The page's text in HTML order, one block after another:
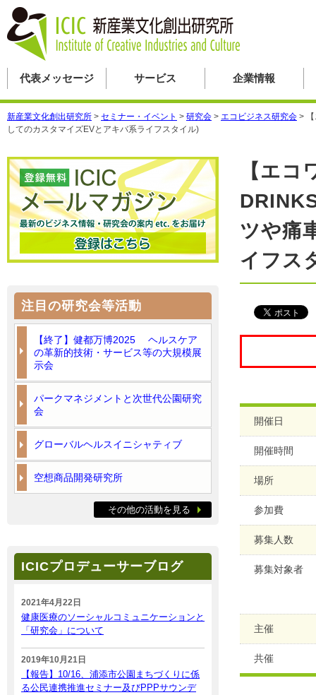
代表メッセージ サービス 企業情報
新産業文化創出研究所 > セミナー・イベント > 研究会 > エコビジネス研究会 >
してのカスタマイズEVとアキバ系ライフスタイル)
【エ
ツや痛
イフス
開催日
開催時間
場所
参加費
募集人数
募集対象者
主催
共催
注目の研究会等活動
【終了】健都万博2025 ヘルスケア
の革新的技術・サービス等の大規模展
示会
パークマネジメントと次世代公園研究
会
グローバルヘルスイニシャティブ
空想商品開発研究所
その他の活動を見る
ICICプロデューサーブログ
2021年4月22日
健康医療のソーシャルコミュニケーションと
「研究会」について
2019年10月21日
【報告】10/16、浦添市公園まちづくりに係
る公民連携推進セミナー及びPPPサウンデ